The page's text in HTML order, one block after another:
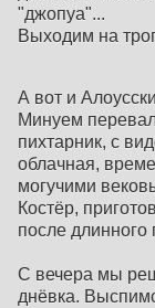
"джопуа"...
Выходим на
А вот и
Минуем
пихтарник, с
облачная,
могучими
Костёр,
после длинного
С вечера мы
днёвка.